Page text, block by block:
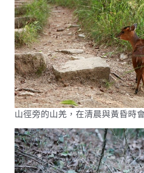
山徑旁的山羌，在清晨與黃昏時